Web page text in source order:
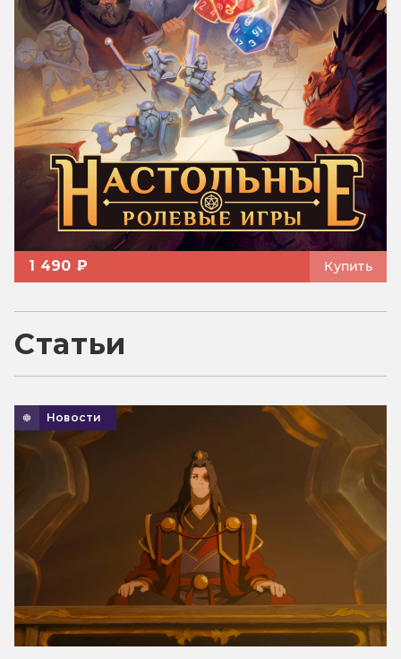
1 490 ₽ Купить
Статьи
Новости